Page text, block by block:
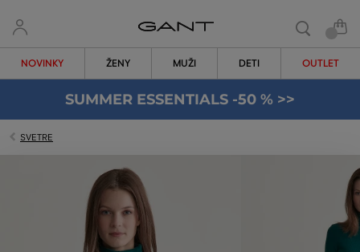
NOVINKY ŽENY MUŽI DETI OUTLET
SUMMER ESSENTIALS -50 % >>
SVETRE